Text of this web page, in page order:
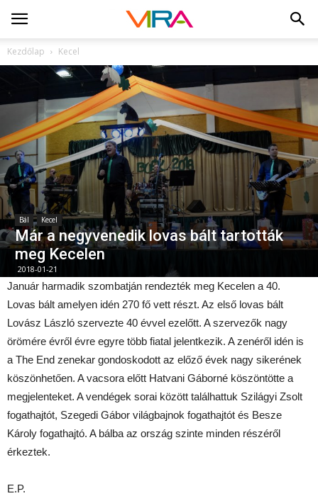
Kezdőlap Kecel
Bál Kecel
Már a negyvenedik lovas bált tartották
meg Kecelen
2018-01-21
Január harmadik szombatján rendezték meg Kecelen a 40.
Lovas bált amelyen idén 270 fő vett részt. Az első lovas bált
Lovász László szervezte 40 évvel ezelőtt. A szervezők nagy
örömére évről évre egyre több fiatal jelentkezik. A zenéről idén is
a The End zenekar gondoskodott az előző évek nagy sikerének
köszönhetően. A vacsora előtt Hatvani Gáborné köszöntötte a
megjelenteket. A vendégek sorai között találhattuk Szilágyi Zsolt
fogathajtót, Szegedi Gábor világbajnok fogathajtót és Besze
Károly fogathajtó. A bálba az ország szinte minden részéről
érkeztek.
E.P.